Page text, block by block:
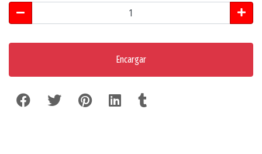
Encargar